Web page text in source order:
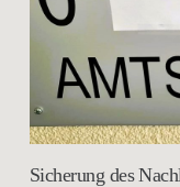
Sicherung des